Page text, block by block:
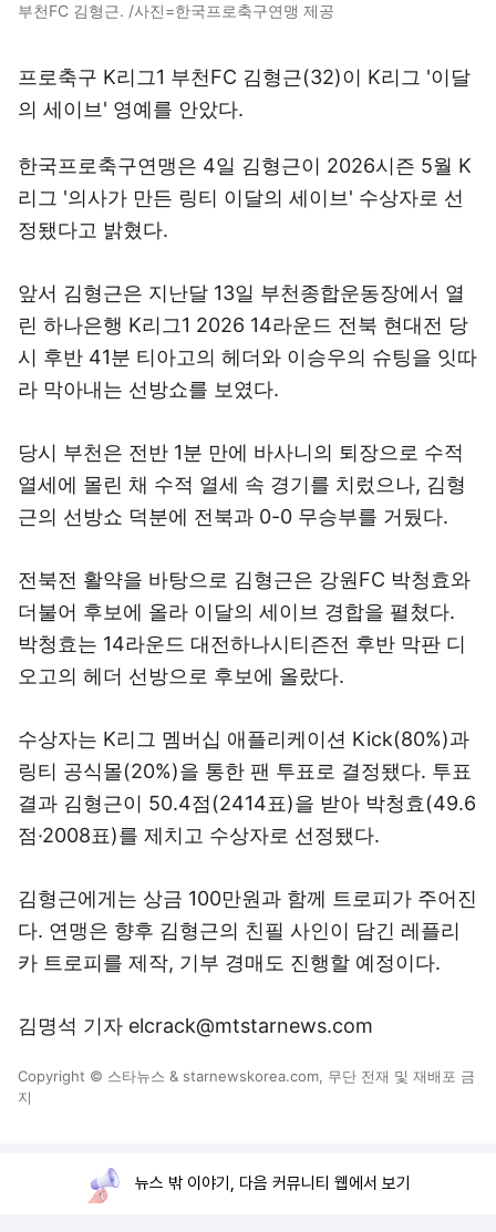
부천FC 김형근. /사진=한국프로축구연맹 제공
프로축구 K리그1 부천FC 김형근(32)이 K리그 '이달
의 세이브' 영예를 안았다.
한국프로축구연맹은 4일 김형근이 2026시즌 5월 K
리그 '의사가 만든 링티 이달의 세이브' 수상자로 선
정됐다고 밝혔다.
앞서 김형근은 지난달 13일 부천종합운동장에서 열
린 하나은행 K리그1 2026 14라운드 전북 현대전 당
시 후반 41분 티아고의 헤더와 이승우의 슈팅을 잇따
라 막아내는 선방쇼를 보였다.
당시 부천은 전반 1분 만에 바사니의 퇴장으로 수적
열세에 몰린 채 수적 열세 속 경기를 치렀으나, 김형
근의 선방쇼 덕분에 전북과 0-0 무승부를 거뒀다.
전북전 활약을 바탕으로 김형근은 강원FC 박청효와
더불어 후보에 올라 이달의 세이브 경합을 펼쳤다.
박청효는 14라운드 대전하나시티즌전 후반 막판 디
오고의 헤더 선방으로 후보에 올랐다.
수상자는 K리그 멤버십 애플리케이션 Kick(80%)과
링티 공식몰(20%)을 통한 팬 투표로 결정됐다. 투표
결과 김형근이 50.4점(2414표)을 받아 박청효(49.6
점·2008표)를 제치고 수상자로 선정됐다.
김형근에게는 상금 100만원과 함께 트로피가 주어진
다. 연맹은 향후 김형근의 친필 사인이 담긴 레플리
카 트로피를 제작, 기부 경매도 진행할 예정이다.
김명석 기자 elcrack@mtstarnews.com
Copyright © 스타뉴스 & starnewskorea.com, 무단 전재 및 재배포 금
지
뉴스 밖 이야기, 다음 커뮤니티 웹에서 보기